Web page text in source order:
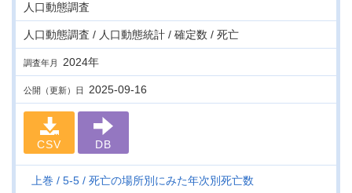
人口動態調査
人口動態調査 / 人口動態統計 / 確定数 / 死亡
調査年月 2024年
公開（更新）日 2025-09-16
CSV DB
上巻 5-5 死亡の場所別にみた年次別死亡数